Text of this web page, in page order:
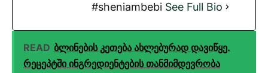
#sheniambebi See Full Bio
READ ბლინების კეთება ახლებურად დავიწყე.
რეცეპტში ინგრედიენტების თანმიმდევრობა